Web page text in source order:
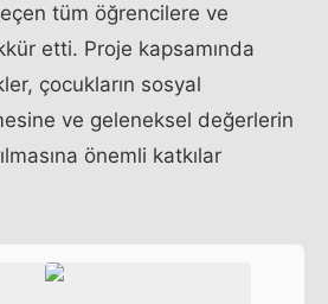
tüm öğrencilere ve
etti. Proje kapsamında
çocukların sosyal
ve geleneksel değerlerin
önemli katkılar